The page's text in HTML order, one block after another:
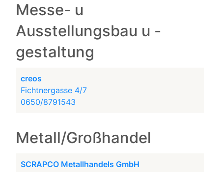
Messe- u
Ausstellungsbau u -
gestaltung
creos
Fichtnergasse 4/7
0650/8791543
Metall/Großhandel
SCRAPCO Metallhandels GmbH